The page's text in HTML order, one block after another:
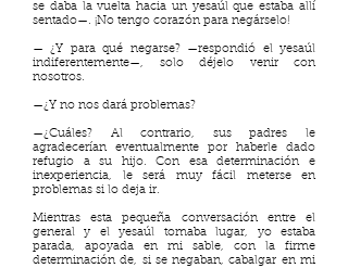
se daba la vuelta hacia un yesaúl que estaba allí
sentado—. ¡No tengo corazón para negárselo!
— ¿Y para qué negarse? —respondió el yesaúl
indiferentemente—, solo déjelo venir con
nosotros.
—¿Y no nos dará problemas?
—¿Cuáles? Al contrario, sus padres le
agradecerían eventualmente por haberle dado
refugio a su hijo. Con esa determinación e
inexperiencia, le será muy fácil meterse en
problemas si lo deja ir.
Mientras esta pequeña conversación entre el
general y el yesaúl tomaba lugar, yo estaba
parada, apoyada en mi sable, con la firme
determinación de, si se negaban, cabalgar en mi